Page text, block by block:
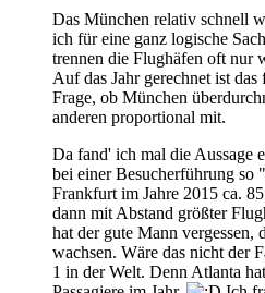
Das München relativ schnell
ich für eine ganz logische
trennen die Flughäfen oft nur
Auf das Jahr gerechnet ist
Frage, ob München
anderen proportional mit.
Da fand' ich mal die Aussage
bei einer Besucherführung so
Frankfurt im Jahre 2015 ca.
dann mit Abstand größter
hat der gute Mann vergessen,
wachsen. Wäre das nicht der
1 in der Welt. Denn Atlanta